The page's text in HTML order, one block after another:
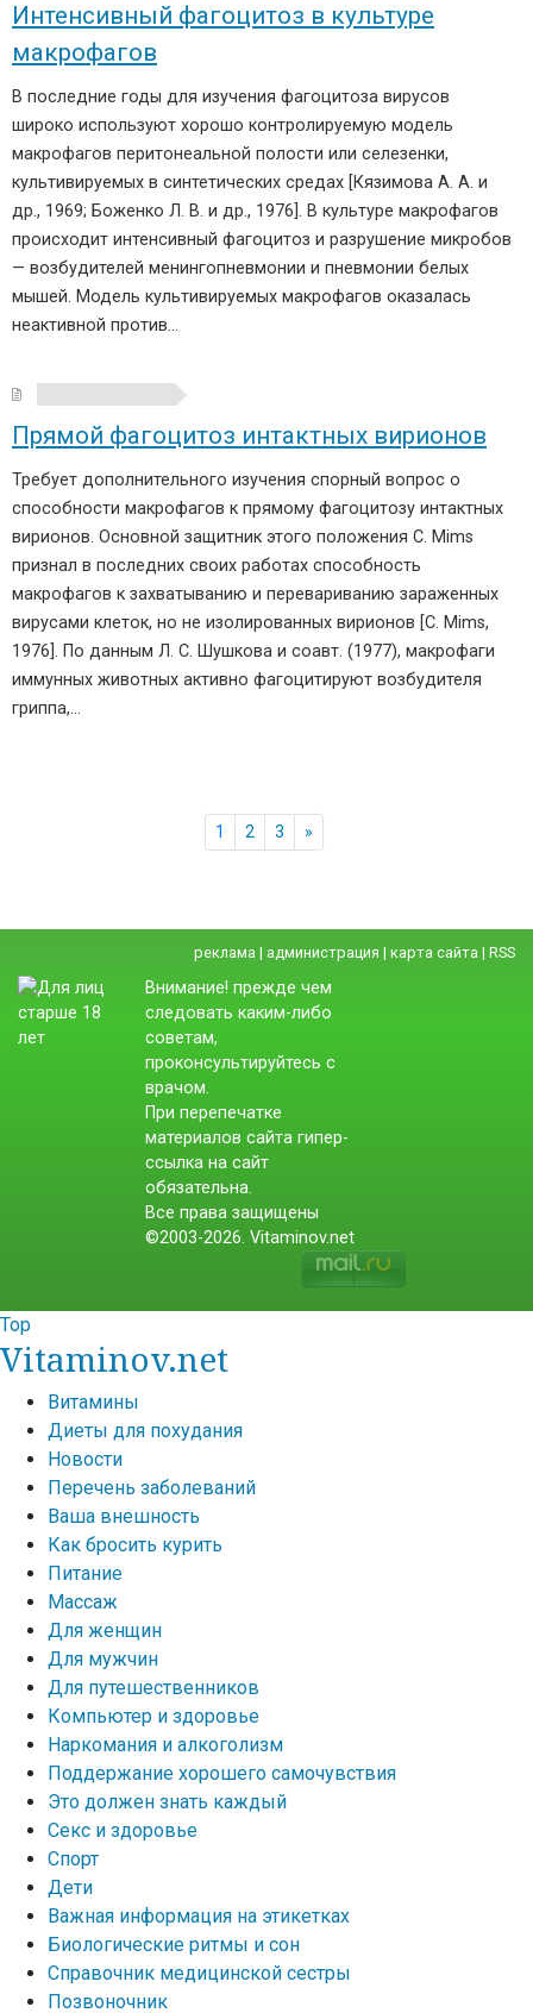
Интенсивный фагоцитоз в культуре
макрофагов
В последние годы для изучения фагоцитоза вирусов
широко используют хорошо контролируемую модель
макрофагов перитонеальной полости или селезенки,
культивируемых в синтетических средах [Кязимова А. А. и
др., 1969; Боженко Л. В. и др., 1976]. В культуре макрофагов
происходит интенсивный фагоцитоз и разрушение микробов
— возбудителей менингопневмонии и пневмонии белых
мышей. Модель культивируемых макрофагов оказалась
неактивной против…
Прямой фагоцитоз интактных вирионов
Требует дополнительного изучения спорный вопрос о
способности макрофагов к прямому фагоцитозу интактных
вирионов. Основной защитник этого положения С. Mims
признал в последних своих работах способность
макрофагов к захватыванию и перевариванию зараженных
вирусами клеток, но не изолированных вирионов [С. Mims,
1976]. По данным Л. С. Шушкова и соавт. (1977), макрофаги
иммунных животных активно фагоцитируют возбудителя
гриппа,…
1 2 3 »
реклама | администрация | карта сайта | RSS
Внимание! прежде чем
следовать каким-либо
советам,
проконсультируйтесь с
врачом.
При перепечатке
материалов сайта гипер-
ссылка на сайт
обязательна.
Все права защищены
©2003-2026. Vitaminov.net
Top
Vitaminov.net
Витамины
Диеты для похудания
Новости
Перечень заболеваний
Ваша внешность
Как бросить курить
Питание
Массаж
Для женщин
Для мужчин
Для путешественников
Компьютер и здоровье
Наркомания и алкоголизм
Поддержание хорошего самочувствия
Это должен знать каждый
Секс и здоровье
Спорт
Дети
Важная информация на этикетках
Биологические ритмы и сон
Справочник медицинской сестры
Позвоночник